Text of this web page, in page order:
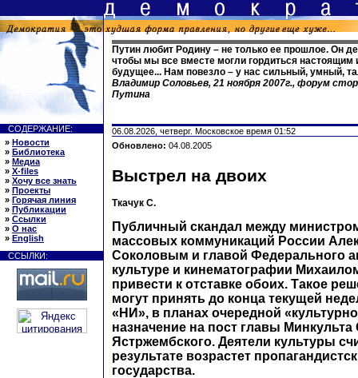
Путин любит Родину – не только ее прошлое. Он
чтобы мы все вместе могли гордиться настоящим
будущее... Нам повезло – у нас сильный, умный,
Владимир Соловьев, 21 ноября 2007г., форум
Путина
СОДЕРЖАНИЕ:
» Новости
» Библиотека
» Медиа
» X-files
» Хочу все знать
» Проекты
» Горячая линия
» Публикации
» Ссылки
» О нас
» English
ССЫЛКИ:
06.08.2026, четверг. Московское время 01:52
Обновлено: 04.08.2005
Выстрел на двоих
Ткачук С.
Публичный скандал между
массовых коммуникаций России
Соколовым и главой Федерального
культуре и кинематографии
привести к отставке обоих. Такое
могут принять до конца текущей
«НИ», в планах очередной
назначение на пост главы Минкульта
Ястржембского. Деятели культуры
результате возрастет
государства.